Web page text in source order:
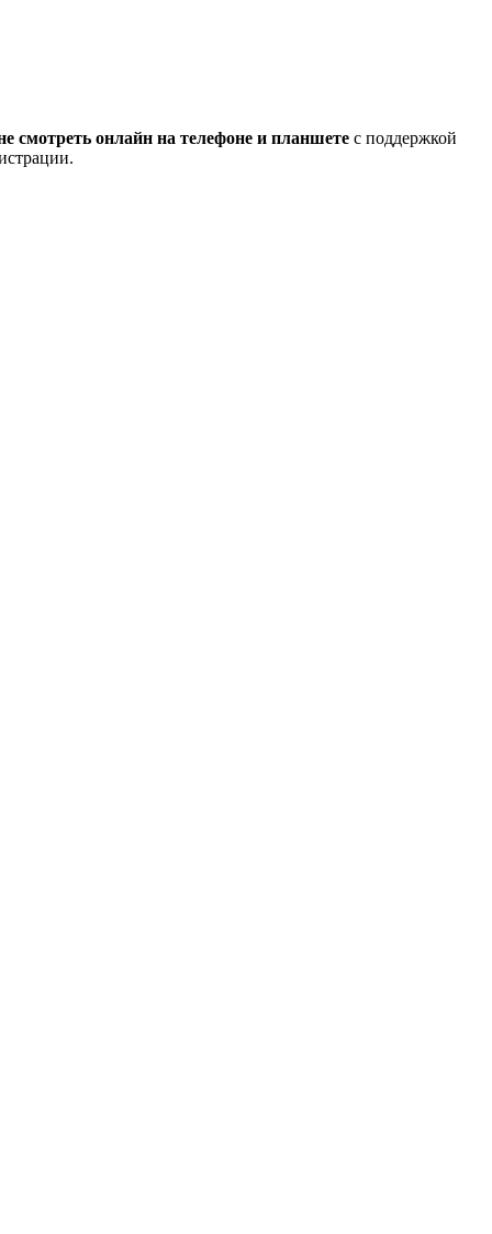
онлайн на телефоне и планшете с поддержкой